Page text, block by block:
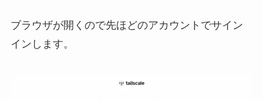
ブラウザが開くので先ほどのアカウントでサイン
インします。